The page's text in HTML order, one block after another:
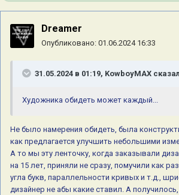
Dreamer
Опубликовано: 01.06.2024 16:33
31.05.2024 в 01:19, KowboyMAX
Художника обидеть может каждый...
Не было намерения обидеть, была
как предлагается улучшить небольшими
А то мы эту ленточку, когда заказывали
на 15 лет, приняли не сразу, помучили как
угла букв, параллельности кривых и т.д.,
дизайнер не абы какие ставил. А